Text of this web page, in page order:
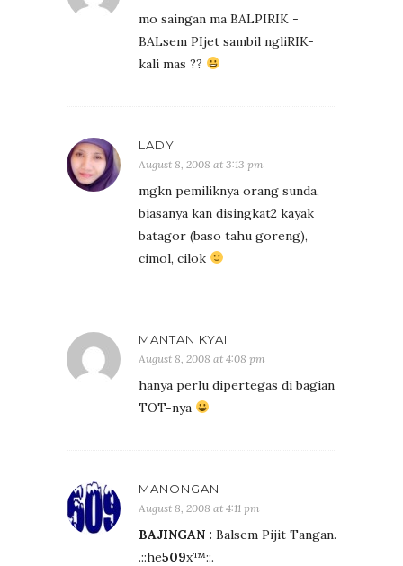
mo saingan ma BALPIRIK -
BALsem PIjet sambil ngliRIK-
kali mas ??
LADY
August 8, 2008 at 3:13 pm
mgkn pemiliknya orang sunda,
biasanya kan disingkat2 kayak
batagor (baso tahu goreng),
cimol, cilok
MANTAN KYAI
August 8, 2008 at 4:08 pm
hanya perlu dipertegas di bagian
TOT-nya
MANONGAN
August 8, 2008 at 4:11 pm
BAJINGAN : Balsem Pijit Tangan.
.::he509x™::.